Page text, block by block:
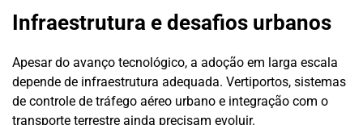
Infraestrutura e desafios urbanos
Apesar do avanço tecnológico, a adoção em larga escala
depende de infraestrutura adequada. Vertiportos, sistemas
de controle de tráfego aéreo urbano e integração com o
transporte terrestre ainda precisam evoluir.